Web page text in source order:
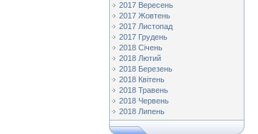
2017 Вересень
2017 Жовтень
2017 Листопад
2017 Грудень
2018 Січень
2018 Лютий
2018 Березень
2018 Квітень
2018 Травень
2018 Червень
2018 Липень